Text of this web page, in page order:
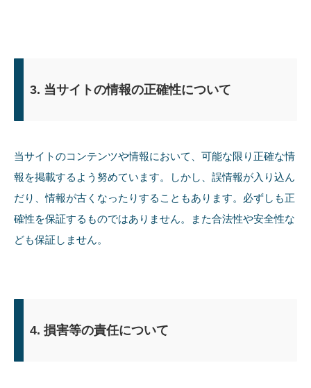
3. 当サイトの情報の正確性について
当サイトのコンテンツや情報において、可能な限り正確な情
報を掲載するよう努めています。しかし、誤情報が入り込ん
だり、情報が古くなったりすることもあります。必ずしも正
確性を保証するものではありません。また合法性や安全性な
ども保証しません。
4. 損害等の責任について